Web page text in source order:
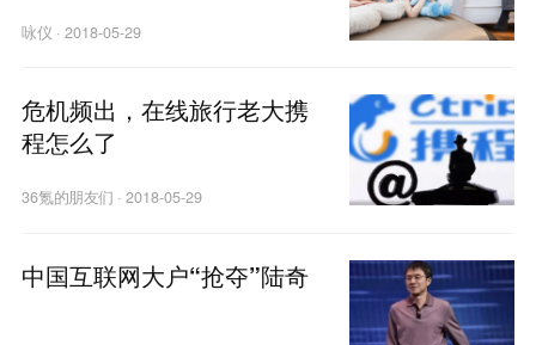
咏仪 · 2018-05-29
危机频出，在线旅行老大携
程怎么了
36氪的朋友们 ·2018-05-29
中国互联网大户“抢夺”陆奇